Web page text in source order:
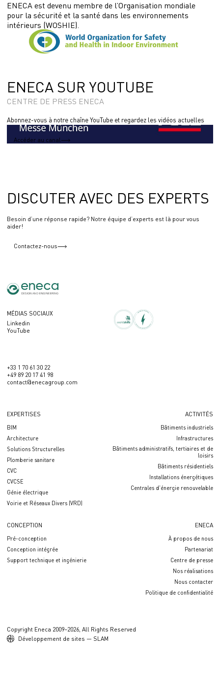
ENECA est devenu membre de l’Organisation mondiale
pour la sécurité et la santé dans les environnements
intérieurs (WOSHIE).
ENECA Group has become a member of the World Organisation for Safety and
Health in Indoor Environments (WOSHIE)
ENECA SUR YOUTUBE
CENTRE DE PRESS ENECA
Abonnez-vous à notre chaîne YouTube et regardez les vidéos actuelles
Accéder au canal
DISCUTER AVEC DES EXPERTS
Besoin d’une réponse rapide? Notre équipe d’experts est là pour vous
aider!
Contactez-nous
MÉDIAS SOCIAUX
Linkedin
YouTube
+33 1 70 61 30 22
+49 89 20 17 41 98
contact@enecagroup.com
EXPERTISES
BIM
Architecture
Solutions Structurelles
Plomberie sanitare
CVC
CVCSE
Génie électrique
Voirie et Réseaux Divers (VRD)
ACTIVITÉS
Bâtiments industriels
Infrastructures
Bâtiments administratifs, tertiaires et de
loisirs
Bâtiments résidentiels
Installations énergétiques
Centrales d'énergie renouvelable
CONCEPTION
Pré-conception
Conception intégrée
Support technique et ingénierie
ENECA
À propos de nous
Partenariat
Centre de presse
Nos réalisations
Nous contacter
Politique de confidentialité
Copyright Eneca 2009–2026, All Rights Reserved
Développement de sites — SLAM